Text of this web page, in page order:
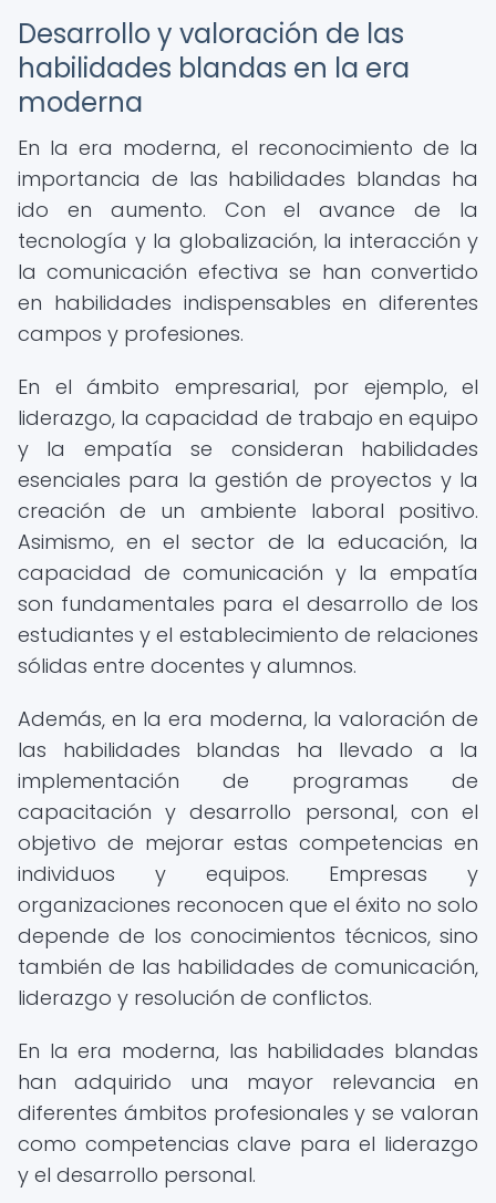
Desarrollo y valoración de las
habilidades blandas en la era
moderna
En la era moderna, el reconocimiento de la
importancia de las habilidades blandas ha
ido en aumento. Con el avance de la
tecnología y la globalización, la interacción y
la comunicación efectiva se han convertido
en habilidades indispensables en diferentes
campos y profesiones.
En el ámbito empresarial, por ejemplo, el
liderazgo, la capacidad de trabajo en equipo
y la empatía se consideran habilidades
esenciales para la gestión de proyectos y la
creación de un ambiente laboral positivo.
Asimismo, en el sector de la educación, la
capacidad de comunicación y la empatía
son fundamentales para el desarrollo de los
estudiantes y el establecimiento de relaciones
sólidas entre docentes y alumnos.
Además, en la era moderna, la valoración de
las habilidades blandas ha llevado a la
implementación de programas de
capacitación y desarrollo personal, con el
objetivo de mejorar estas competencias en
individuos y equipos. Empresas y
organizaciones reconocen que el éxito no solo
depende de los conocimientos técnicos, sino
también de las habilidades de comunicación,
liderazgo y resolución de conflictos.
En la era moderna, las habilidades blandas
han adquirido una mayor relevancia en
diferentes ámbitos profesionales y se valoran
como competencias clave para el liderazgo
y el desarrollo personal.